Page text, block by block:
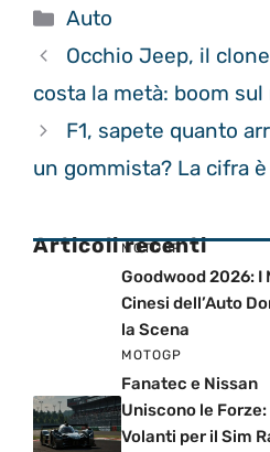
Categorie
Auto
Occhio Jeep, il
costa la metà: boom sul
F1, sapete quanto
un gommista? La cifra
Articoli recenti
MOTOGP
Goodwood 2026: I
Cinesi dell’Auto
la Scena
MOTOGP
Fanatec e Nissan
Uniscono le
Volanti per il Sim